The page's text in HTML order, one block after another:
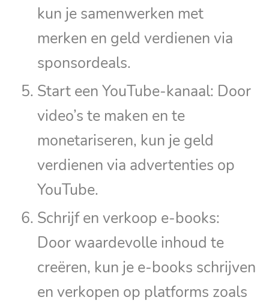
kun je samenwerken met
merken en geld verdienen via
sponsordeals.
Start een YouTube-kanaal: Door
video’s te maken en te
monetariseren, kun je geld
verdienen via advertenties op
YouTube.
Schrijf en verkoop e-books:
Door waardevolle inhoud te
creëren, kun je e-books schrijven
en verkopen op platforms zoals